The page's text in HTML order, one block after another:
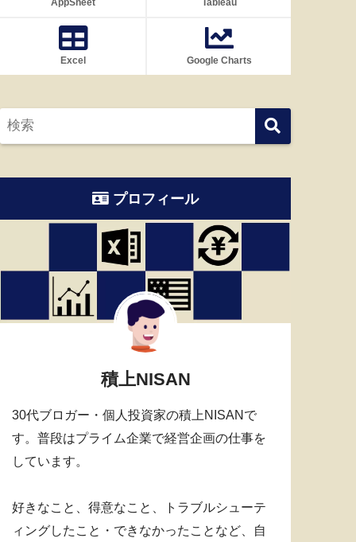
AppSheet Tableau
Excel Google Charts
プロフィール
積上NISAN
30代ブロガー・個人投資家の積上NISANで
す。普段はプライム企業で経営企画の仕事を
しています。
好きなこと、得意なこと、トラブルシューテ
ィングしたこと・できなかったことなど、自